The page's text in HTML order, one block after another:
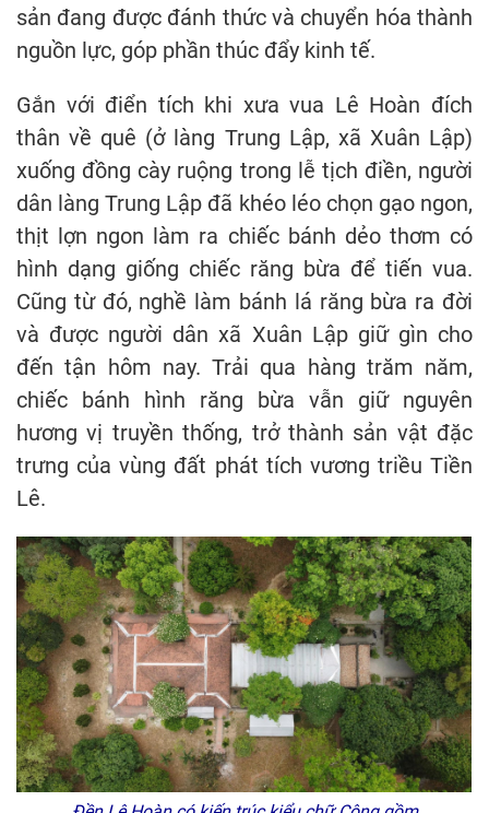
sản đang được đánh thức và chuyển hóa thành
nguồn lực, góp phần thúc đẩy kinh tế.
Gắn với điển tích khi xưa vua Lê Hoàn đích
thân về quê (ở làng Trung Lập, xã Xuân Lập)
xuống đồng cày ruộng trong lễ tịch điền, người
dân làng Trung Lập đã khéo léo chọn gạo ngon,
thịt lợn ngon làm ra chiếc bánh dẻo thơm có
hình dạng giống chiếc răng bừa để tiến vua.
Cũng từ đó, nghề làm bánh lá răng bừa ra đời
và được người dân xã Xuân Lập giữ gìn cho
đến tận hôm nay. Trải qua hàng trăm năm,
chiếc bánh hình răng bừa vẫn giữ nguyên
hương vị truyền thống, trở thành sản vật đặc
trưng của vùng đất phát tích vương triều Tiền
Lê.